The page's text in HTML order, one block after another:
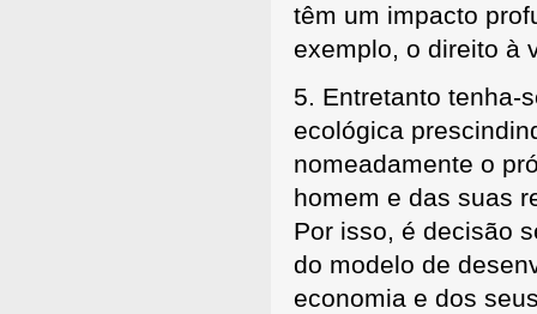
têm um impacto
exemplo, o direito à
5. Entretanto tenha-
ecológica
nomeadamente o
homem e das suas
Por isso, é decisão
do modelo de
economia e dos